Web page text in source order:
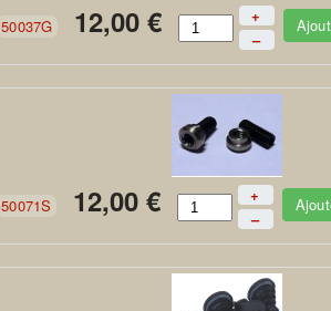
50037G 12,00 €
+
–
50071S 12,00 €
+
–